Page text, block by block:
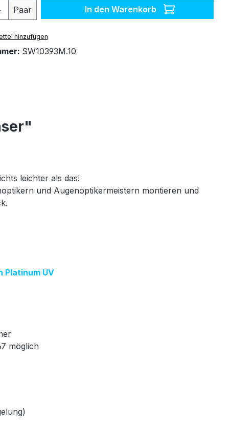
Anzahl: Gib den gewünschten Wert
Paar In den Warenkorb
hinzufügen
SW10393M.10
leichter als das!
und Augenoptikermeistern montieren und
Platinum UV
möglich